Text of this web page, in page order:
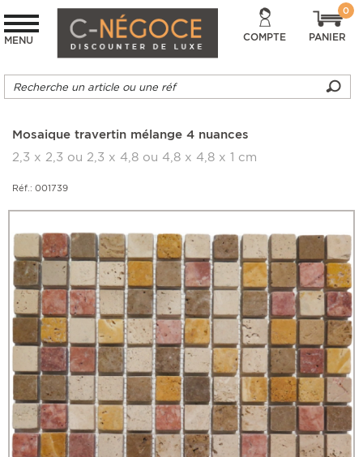
MENU COMPTE PANIER
0
Mosaique travertin mélange 4 nuances
2,3 x 2,3 ou 2,3 x 4,8 ou 4,8 x 4,8 x 1 cm
Réf.: 001739